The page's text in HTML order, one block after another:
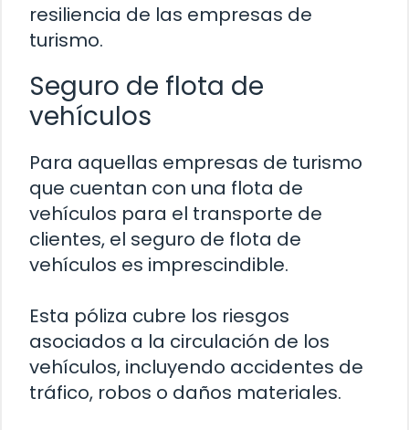
resiliencia de las empresas de
turismo.
Seguro de flota de
vehículos
Para aquellas empresas de turismo
que cuentan con una flota de
vehículos para el transporte de
clientes, el seguro de flota de
vehículos es imprescindible.
Esta póliza cubre los riesgos
asociados a la circulación de los
vehículos, incluyendo accidentes de
tráfico, robos o daños materiales.